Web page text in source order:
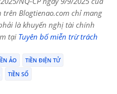
Blogtienao.com chỉ mang
là khuyến nghị tài chính
tại Tuyên bố miễn trừ trách
ẢO
TIỀN ĐIỆN TỬ
TIỀN SỐ